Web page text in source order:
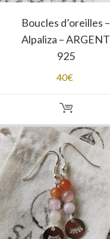
Boucles d’oreilles –
Alpaliza – ARGENT
925
40€